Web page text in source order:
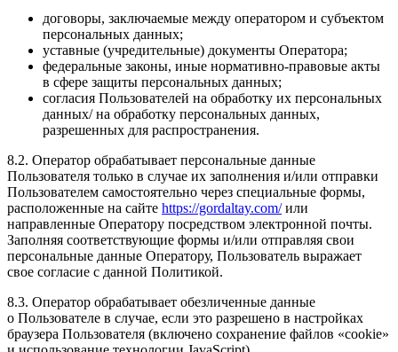
договоры, заключаемые между оператором и субъектом
персональных данных;
уставные (учредительные) документы Оператора;
федеральные законы, иные нормативно-правовые акты
в сфере защиты персональных данных;
согласия Пользователей на обработку их персональных
данных/ на обработку персональных данных,
разрешенных для распространения.
8.2. Оператор обрабатывает персональные данные
Пользователя только в случае их заполнения и/или отправки
Пользователем самостоятельно через специальные формы,
расположенные на сайте https://gordaltay.com/или
направленные Оператору посредством электронной почты.
Заполняя соответствующие формы и/или отправляя свои
персональные данные Оператору, Пользователь выражает
свое согласие с данной Политикой.
8.3. Оператор обрабатывает обезличенные данные
о Пользователе в случае, если это разрешено в настройках
браузера Пользователя (включено сохранение файлов «cookie»